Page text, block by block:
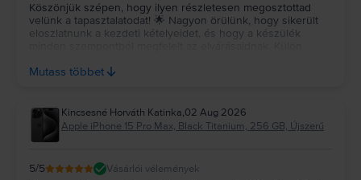
Köszönjük szépen, hogy ilyen részletesen megosztottad
velünk a tapasztalatodat! 🌟 Nagyon örülünk, hogy sikerült
eloszlatnunk a kezdeti kételyeidet, és hogy a készülék
használatot kívánunk a telefonhoz! 💚
Mutass többet
Kincsesné Horváth Katinka,02 Aug 2026
Apple iPhone 15 Pro Max, Black Titanium, 256 GB, Újszerű
5/5 Vásárlói vélemények